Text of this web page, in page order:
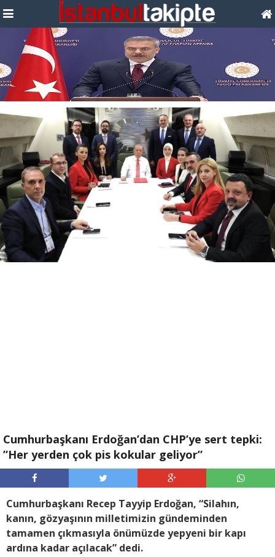
Cumhurbaşkanı Erdoğan’dan CHP’ye sert tepki:
”Her yerden çok pis kokular geliyor”
Cumhurbaşkanı Recep Tayyip Erdoğan, “Silahın,
kanın, gözyaşının milletimizin gündeminden
tamamen çıkmasıyla önümüzde yepyeni bir kapı
ardına kadar açılacak” dedi.